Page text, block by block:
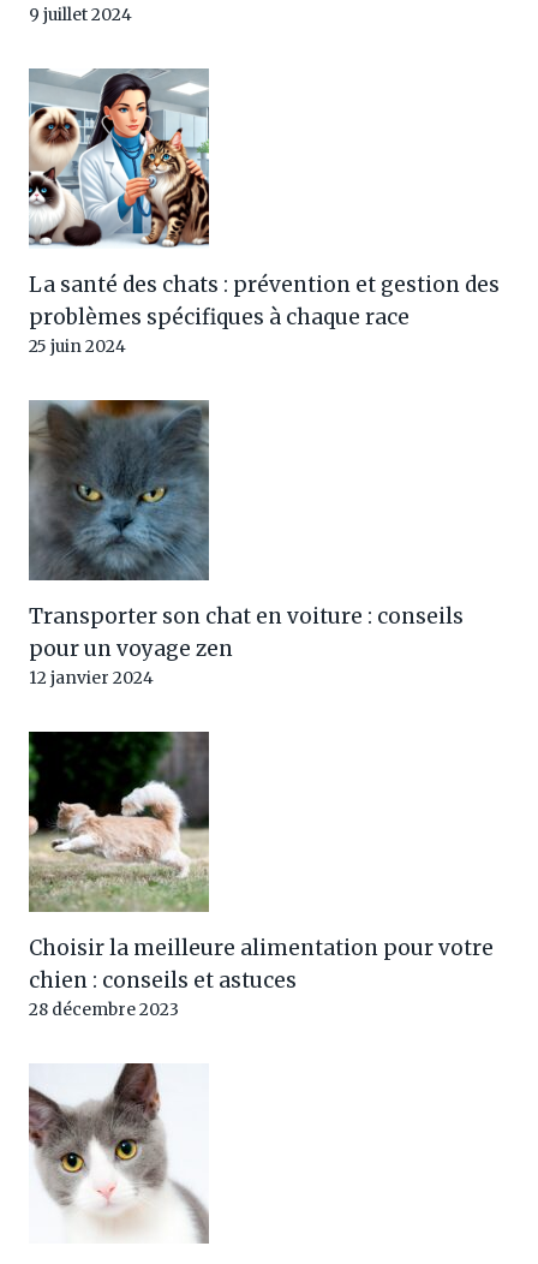
9 juillet 2024
La santé des chats : prévention et gestion des
problèmes spécifiques à chaque race
25 juin 2024
Transporter son chat en voiture : conseils
pour un voyage zen
12 janvier 2024
Choisir la meilleure alimentation pour votre
chien : conseils et astuces
28 décembre 2023